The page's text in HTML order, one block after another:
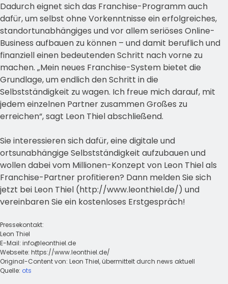
Dadurch eignet sich das Franchise-Programm auch
dafür, um selbst ohne Vorkenntnisse ein erfolgreiches,
standortunabhängiges und vor allem seriöses Online-
Business aufbauen zu können – und damit beruflich und
finanziell einen bedeutenden Schritt nach vorne zu
machen. „Mein neues Franchise-System bietet die
Grundlage, um endlich den Schritt in die
Selbstständigkeit zu wagen. Ich freue mich darauf, mit
jedem einzelnen Partner zusammen Großes zu
erreichen“, sagt Leon Thiel abschließend.
Sie interessieren sich dafür, eine digitale und
ortsunabhängige Selbstständigkeit aufzubauen und
wollen dabei vom Millionen-Konzept von Leon Thiel als
Franchise-Partner profitieren? Dann melden Sie sich
jetzt bei Leon Thiel (http://www.leonthiel.de/) und
vereinbaren Sie ein kostenloses Erstgespräch!
Pressekontakt:
Leon Thiel
E-Mail: info@leonthiel.de
Webseite: https://www.leonthiel.de/
Original-Content von: Leon Thiel, übermittelt durch news aktuell
Quelle: ots